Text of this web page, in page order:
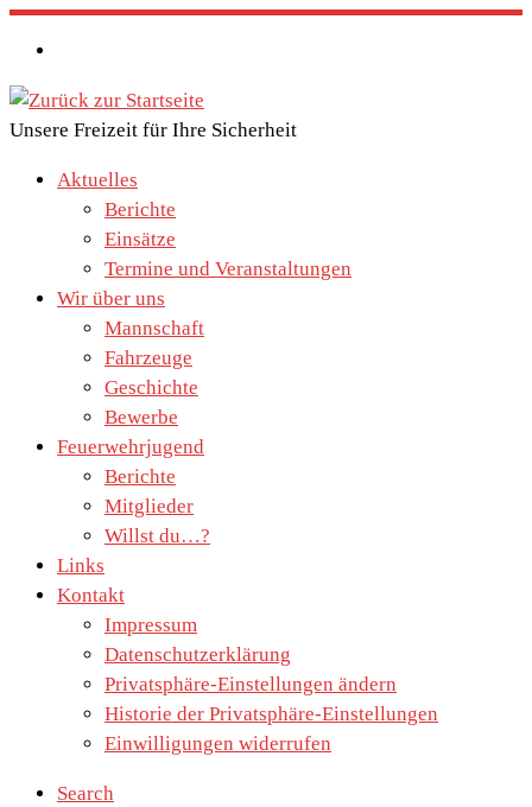
Zum
Inhalt
springen
Unsere Freizeit für Ihre Sicherheit
Aktuelles
Berichte
Einsätze
Termine und Veranstaltungen
Wir über uns
Mannschaft
Fahrzeuge
Geschichte
Bewerbe
Feuerwehrjugend
Berichte
Mitglieder
Willst du…?
Links
Kontakt
Impressum
Datenschutzerklärung
Privatsphäre-Einstellungen ändern
Historie der Privatsphäre-Einstellungen
Einwilligungen widerrufen
Search